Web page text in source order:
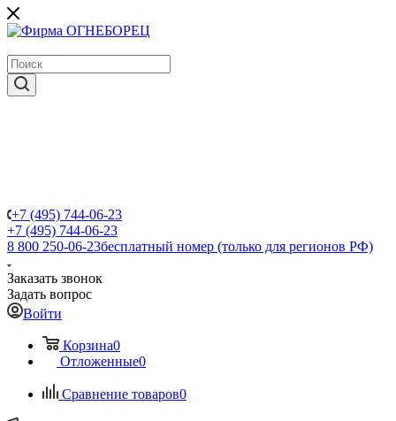
+7 (495) 744-06-23
+7 (495) 744-06-23
8 800 250-06-23бесплатный номер (только для регионов РФ)
Заказать звонок
Задать вопрос
Войти
Корзина0
Отложенные0
Сравнение товаров0